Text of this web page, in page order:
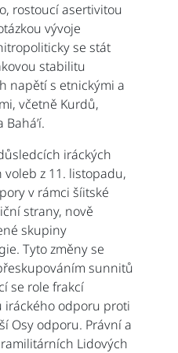
rostoucí asertivitou
vývoje
se stát
stabilitu
napětí s etnickými a
včetně Kurdů,
iráckých
z 11. listopadu,
v rámci šíitské
strany, nově
skupiny
Tyto změny se
sunnitů
se role frakcí
iráckého odporu proti
Osy odporu. Právní a
Lidových